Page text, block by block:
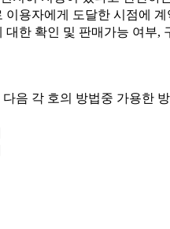
용자에게 도달한 시점에
한 확인 및 판매가능 여부,
음 각 호의 방법중 가용한